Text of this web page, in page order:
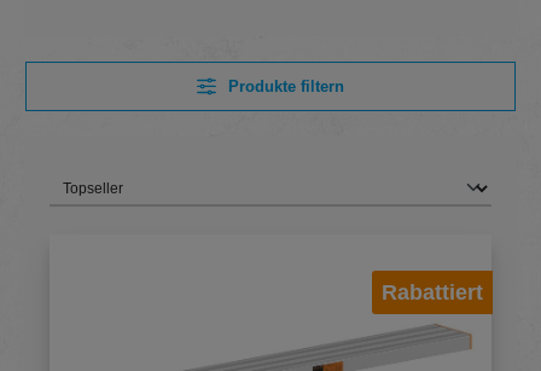
Produkte filtern
Rabattiert